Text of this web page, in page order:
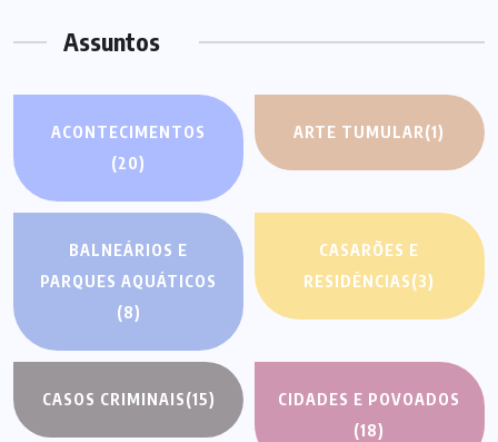
Assuntos
ACONTECIMENTOS
(20)
ARTE TUMULAR(1)
BALNEÁRIOS E
PARQUES AQUÁTICOS
(8)
CASARÕES E
RESIDÊNCIAS(3)
CASOS CRIMINAIS(15)
CIDADES E POVOADOS
(18)